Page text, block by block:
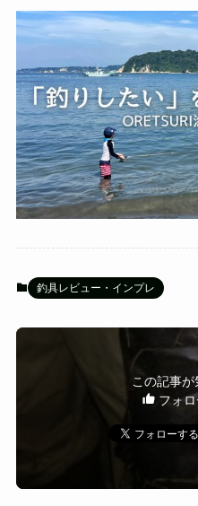
釣具レビュー・インプレ
この記事
フォロ